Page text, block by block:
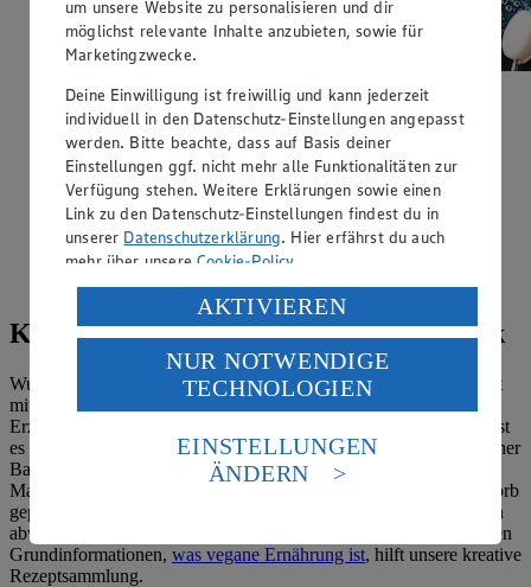
Mit Video
Guacamole
Zubereitungsdauer
10 min.
Kulinarischer Ausflug: veganes Picknick
Wurst- und Käsebrot, Lachs- oder Geflügel-Sandwich, Nudelsalat
mit Schinken, Frikadellen – Picknicks umfassen häufig tierische
Erzeugnisse. Nach einer
ist
es gar nicht so leicht, den kulinarischen Ausflug auf rein pflanzlicher
Basis zu planen. Knabbereien wie Gürkchen, Karottensticks oder
Maiskölbchen sowie Obst sind naheliegend und schnell in den Korb
gepackt – aber was noch? Schließlich soll die Mahlzeit im Grünen
abwechslungsreich, ausgewogen und schmackhaft sein. Neben den
Grundinformationen, was vegane Ernährung ist, hilft unsere kreative
Rezeptsammlung.
um unsere Website zu personalisieren und dir
möglichst relevante Inhalte anzubieten, sowie für
Marketingzwecke.
Deine Einwilligung ist freiwillig und kann jederzeit
individuell in den Datenschutz-Einstellungen angepasst
werden. Bitte beachte, dass auf Basis deiner
Einstellungen ggf. nicht mehr alle Funktionalitäten zur
Verfügung stehen. Weitere Erklärungen sowie einen
Link zu den Datenschutz-Einstellungen findest du in
unserer Datenschutzerklärung. Hier erfährst du auch
mehr über unsereCookie-Policy.
Verarbeitung deiner personenbezogenen Daten in den
USA durch Facebook und YouTube:
Wenn du auf „Aktivieren“ klickst, willigst du im Sinne
des Art. 49 Abs. 1 Satz 1 lit. a) DSGVO ein, dass deine
Daten in den USA verarbeitet werden. Der EuGH sieht
die USA als Land mit einem nach europäischen
Standards nicht angemessenen Datenschutzniveau an.
Es besteht das Risiko eines Zugriffs durch US-
Informationen zum Herausgeber der Seite findest du
imImpressum
AKTIVIEREN
NUR NOTWENDIGE
TECHNOLOGIEN
EINSTELLUNGEN
ÄNDERN